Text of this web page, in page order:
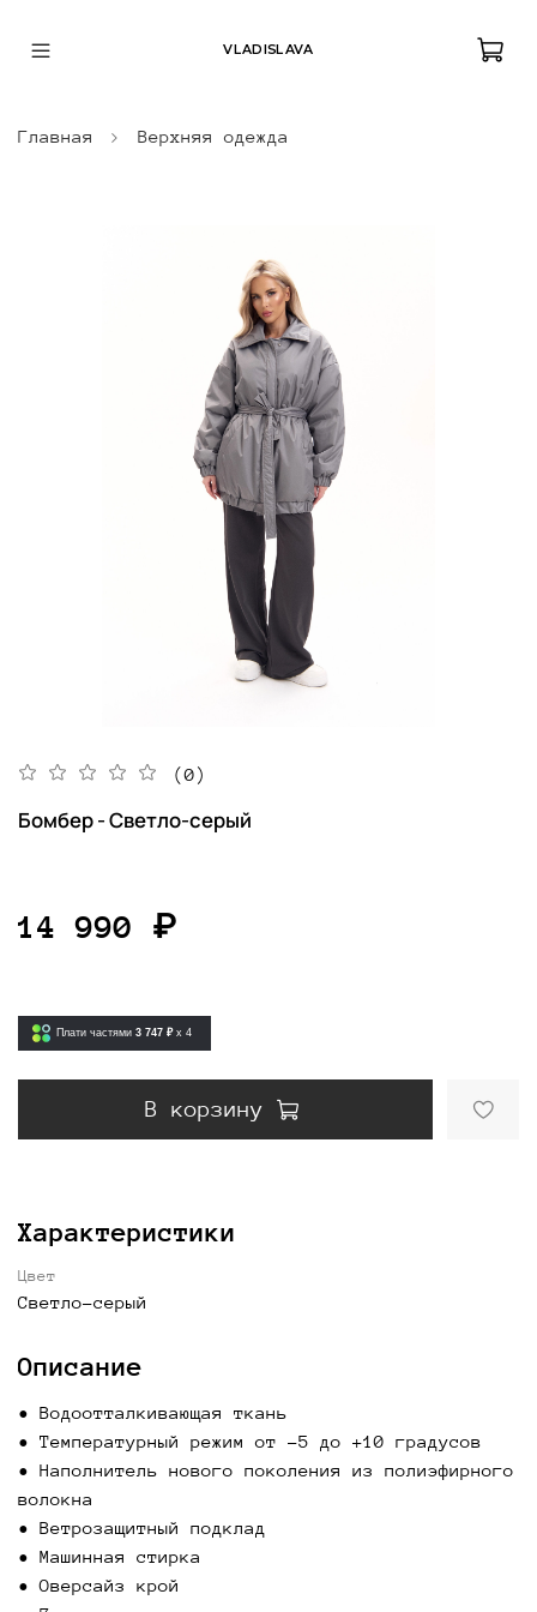
VLADISLAVA
Главная Верхняя одежда
(0)
Бомбер - Светло-серый
14 990 ₽
Плати частями 3 747 ₽ x 4
В корзину
Характеристики
Цвет
Светло-серый
Описание
• Водоотталкивающая ткань
• Температурный режим от -5 до +10 градусов
• Наполнитель нового поколения из полиэфирного
волокна
• Ветрозащитный подклад
• Машинная стирка
• Оверсайз крой